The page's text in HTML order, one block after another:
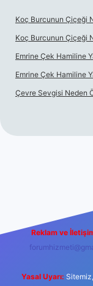
Koç Burcunun Çiçeği
Koç Burcunun Çiçeği
Emrine Çek Hamiline
Emrine Çek Hamiline
Çevre Sevgisi Neden
Reklam ve
Yasal Uyarı: